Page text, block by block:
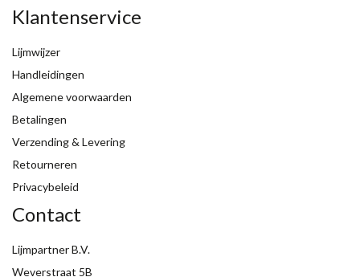
Klantenservice
Lijmwijzer
Handleidingen
Algemene voorwaarden
Betalingen
Verzending & Levering
Retourneren
Privacybeleid
Contact
Lijmpartner B.V.
Weverstraat 5B